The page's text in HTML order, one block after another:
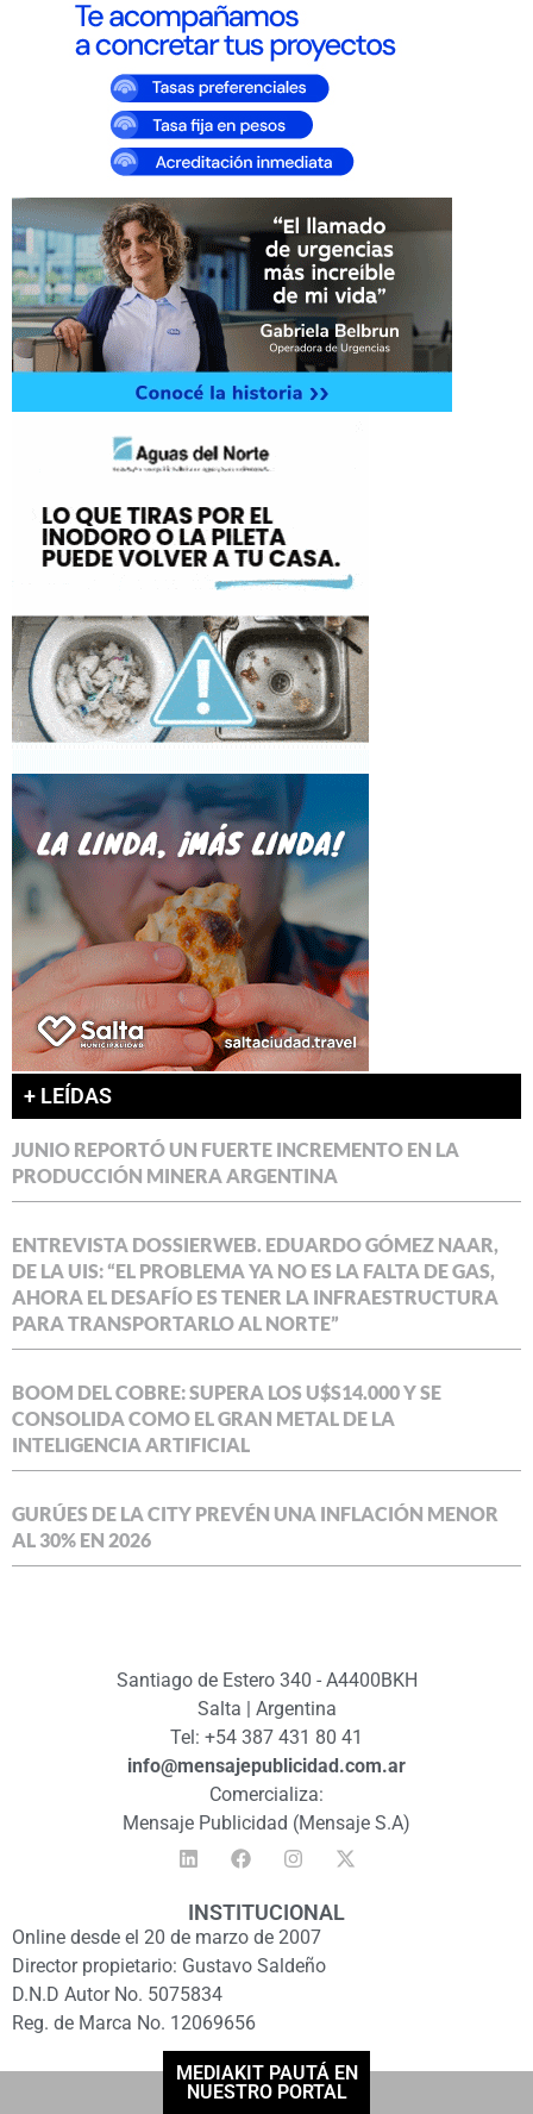
+ LEÍDAS
JUNIO REPORTÓ UN FUERTE INCREMENTO EN LA
PRODUCCIÓN MINERA ARGENTINA
ENTREVISTA DOSSIERWEB. EDUARDO GÓMEZ NAAR,
DE LA UIS: “EL PROBLEMA YA NO ES LA FALTA DE GAS,
AHORA EL DESAFÍO ES TENER LA INFRAESTRUCTURA
PARA TRANSPORTARLO AL NORTE”
BOOM DEL COBRE: SUPERA LOS U$S14.000 Y SE
CONSOLIDA COMO EL GRAN METAL DE LA
INTELIGENCIA ARTIFICIAL
GURÚES DE LA CITY PREVÉN UNA INFLACIÓN MENOR
AL 30% EN 2026
Santiago de Estero 340 - A4400BKH
Salta | Argentina
Tel: +54 387 431 80 41
info@mensajepublicidad.com.ar
Comercializa:
Mensaje Publicidad (Mensaje S.A)
INSTITUCIONAL
Online desde el 20 de marzo de 2007
Director propietario: Gustavo Saldeño
D.N.D Autor No. 5075834
Reg. de Marca No. 12069656
MEDIAKIT PAUTÁ EN
NUESTRO PORTAL